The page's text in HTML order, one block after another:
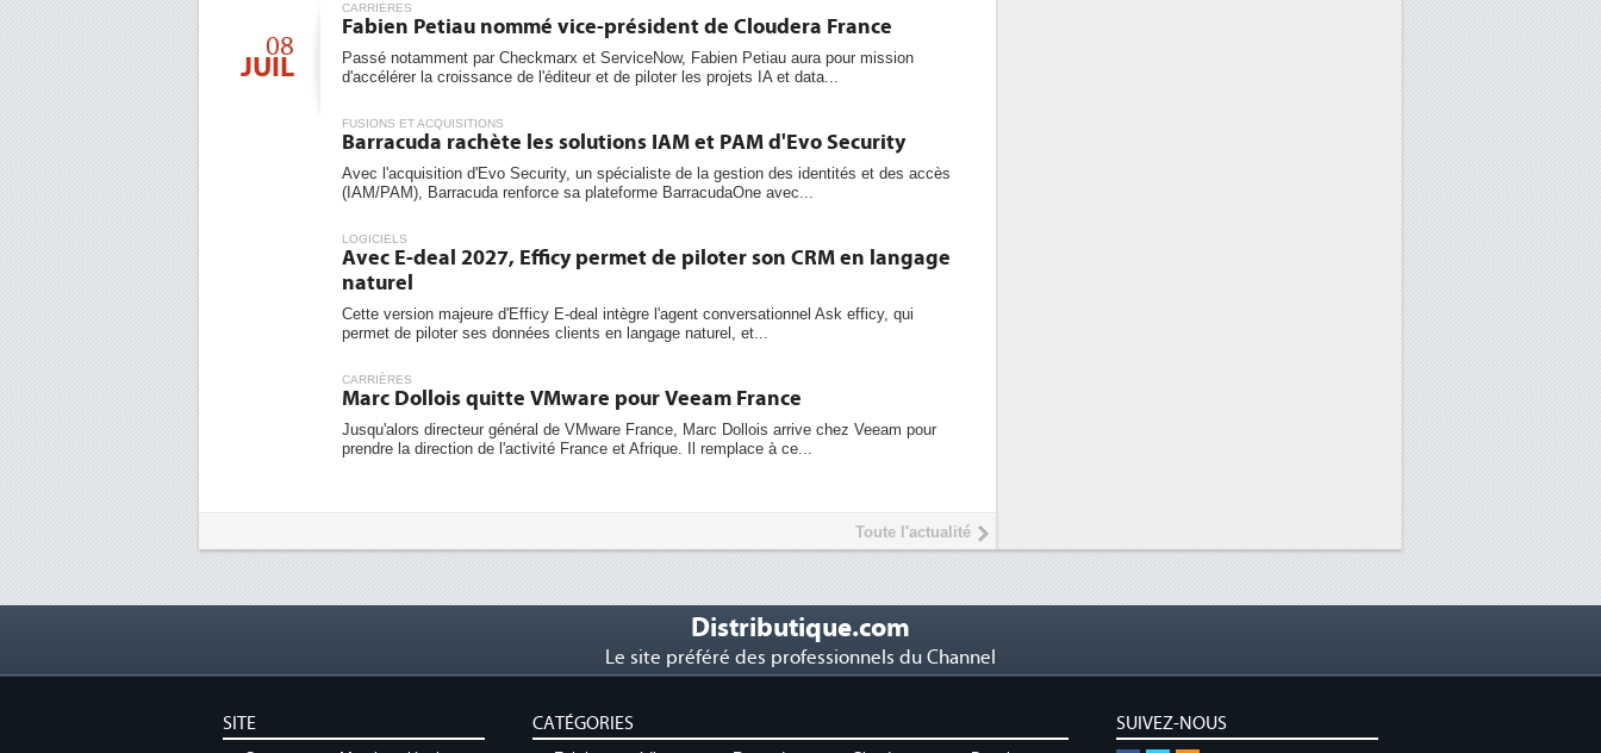
08
JUIL
CARRIÈRES
Fabien Petiau nommé vice-président de Cloudera France
Passé notamment par Checkmarx et ServiceNow, Fabien Petiau aura pour mission
d'accélérer la croissance de l'éditeur et de piloter les projets IA et data...
FUSIONS ET ACQUISITIONS
Barracuda rachète les solutions IAM et PAM d'Evo Security
Avec l'acquisition d'Evo Security, un spécialiste de la gestion des identités et des accès
(IAM/PAM), Barracuda renforce sa plateforme BarracudaOne avec...
LOGICIELS
Avec E-deal 2027, Efficy permet de piloter son CRM en langage
naturel
Cette version majeure d'Efficy E-deal intègre l'agent conversationnel Ask efficy, qui
permet de piloter ses données clients en langage naturel, et...
CARRIÈRES
Marc Dollois quitte VMware pour Veeam France
Jusqu'alors directeur général de VMware France, Marc Dollois arrive chez Veeam pour
prendre la direction de l'activité France et Afrique. Il remplace à ce...
Toute l'actualité
Distributique.com
Le site préféré des professionnels du Channel
SUIVEZ-NOUS
SITE CATÉGORIES